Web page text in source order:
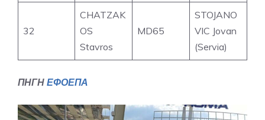
32
CHATZAK
OS
Stavros
MD65
STOJANO
VIC Jovan
(Servia)
ΠΗΓΗ ΕΦΟΕΠΑ